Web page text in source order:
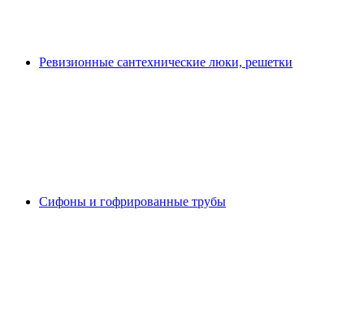
Ревизионные сантехнические люки, решетки
Сифоны и гофрированные трубы